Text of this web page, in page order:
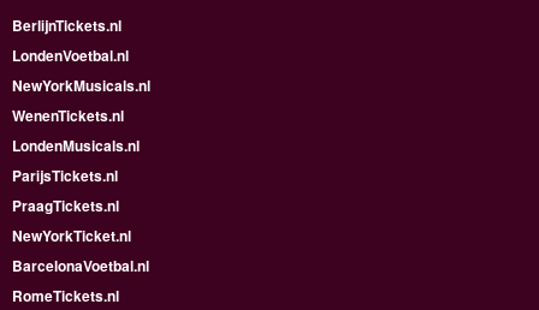
BerlijnTickets.nl
LondenVoetbal.nl
NewYorkMusicals.nl
WenenTickets.nl
LondenMusicals.nl
ParijsTickets.nl
PraagTickets.nl
NewYorkTicket.nl
BarcelonaVoetbal.nl
RomeTickets.nl